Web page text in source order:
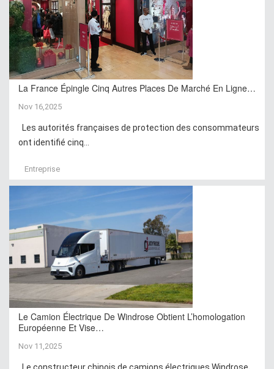
La France Épingle Cinq Autres Places De Marché En Ligne…
Nov 16,2025
Les autorités françaises de protection des consommateurs
ont identifié cinq...
Entreprise
Le Camion Électrique De Windrose Obtient L’homologation
Européenne Et Vise…
Nov 11,2025